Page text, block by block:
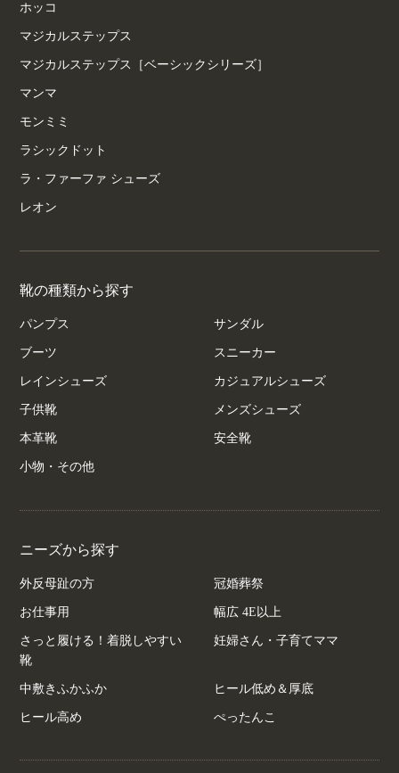
ホッコ
マジカルステップス
マジカルステップス［ベーシックシリーズ］
マンマ
モンミミ
ラシックドット
ラ・ファーファ シューズ
レオン
靴の種類から探す
パンプス サンダル
ブーツ スニーカー
レインシューズ カジュアルシューズ
子供靴 メンズシューズ
本革靴 安全靴
小物・その他
ニーズから探す
外反母趾の方 冠婚葬祭
お仕事用 幅広 4E以上
さっと履ける！着脱しやすい
靴
妊婦さん・子育てママ
中敷きふかふか ヒール低め＆厚底
ヒール高め ぺったんこ